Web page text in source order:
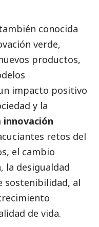
conocida
verde,
productos,
impacto positivo
y la
retos del
el cambio
la desigualdad
sostenibilidad, al
de vida.